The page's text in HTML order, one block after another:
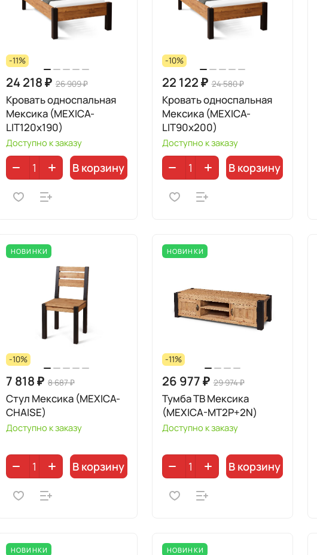
-11%
24 218 ₽ 26 909 ₽
Кровать односпальная
Мексика (MEXICA-
LIT120х190)
Доступно к заказу
В корзину
-10%
22 122 ₽ 24 580 ₽
Кровать односпальная
Мексика (MEXICA-
LIT90х200)
Доступно к заказу
В корзину
НОВИНКИ
-10%
7 818 ₽ 8 687 ₽
Стул Мексика (MEXICA-
CHAISE)
Доступно к заказу
В корзину
НОВИНКИ
-11%
26 977 ₽ 29 974 ₽
Тумба ТВ Мексика
(MEXICA-MT2P+2N)
Доступно к заказу
В корзину
НОВИНКИ НОВИНКИ